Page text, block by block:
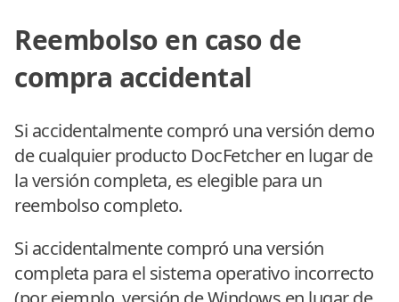
Reembolso en caso de
compra accidental
Si accidentalmente compró una versión demo
de cualquier producto DocFetcher en lugar de
la versión completa, es elegible para un
reembolso completo.
Si accidentalmente compró una versión
completa para el sistema operativo incorrecto